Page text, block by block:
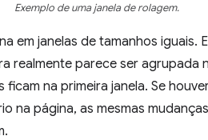
Exemplo de uma janela de rolagem.
em janelas de tamanhos iguais.
realmente parece ser agrupada
ficam na primeira janela. Se
na página, as mesmas